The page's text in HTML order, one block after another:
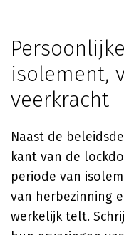
isolement,
veerkracht
Naast de
kant van de
periode van
van herbezinning
werkelijk telt.